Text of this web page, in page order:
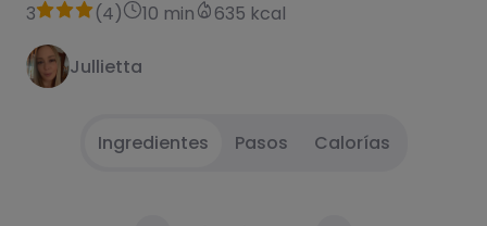
3 (4) 10 min 635 kcal
Jullietta
Ingredientes Pasos Calorías
Corta todos los ingredientes en daditos.